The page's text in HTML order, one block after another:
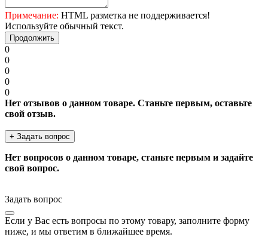
Примечание: HTML разметка не поддерживается!
Используйте обычный текст.
Продолжить
0
0
0
0
0
Нет отзывов о данном товаре. Станьте первым, оставьте
свой отзыв.
+ Задать вопрос
Нет вопросов о данном товаре, станьте первым и задайте
свой вопрос.
Задать вопрос
Если у Вас есть вопросы по этому товару, заполните форму
ниже, и мы ответим в ближайшее время.